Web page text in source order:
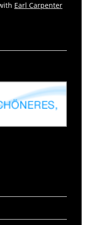
Earl Carpenter